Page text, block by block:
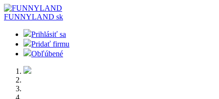
FUNNYLAND sk
Prihlásiť sa
Pridať firmu
Obľúbené